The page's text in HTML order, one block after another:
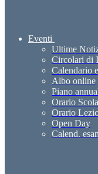
Eventi
Ultime
Circolari di
Calendario
Albo online
Piano
Orario
Orario
Open Day
Calend.